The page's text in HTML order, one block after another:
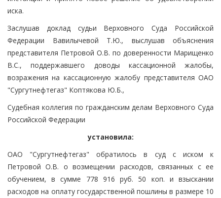
иска.
Заслушав доклад судьи Верховного Суда Российской
Федерации Вавилычевой Т.Ю., выслушав объяснения
представителя Петровой О.В. по доверенности Марищенко
В.С., поддержавшего доводы кассационной жалобы,
возражения на кассационную жалобу представителя ОАО
"Сургутнефтегаз" Коптякова Ю.Б.,
Судебная коллегия по гражданским делам Верховного Суда
Российской Федерации
установила:
ОАО "Сургутнефтегаз" обратилось в суд с иском к
Петровой О.В. о возмещении расходов, связанных с ее
обучением, в сумме 778 916 руб. 50 коп. и взыскании
расходов на оплату государственной пошлины в размере 10